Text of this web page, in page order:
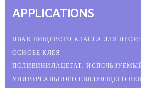
APPLICATIONS
ПВАК ПИЩЕВОГО КЛАССА ДЛЯ
ОСНОВЕ КЛЕЯ
ПОЛИВИНИЛАЦЕТАТ,
УНИВЕРСАЛЬНОГО СВЯЗУЮЩЕГО